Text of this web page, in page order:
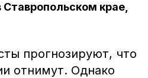
крае,
прогнозируют, что
отнимут. Однако